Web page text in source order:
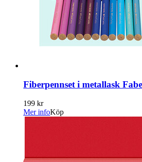
Fiberpennset i metallask
199 kr
Mer infoKöp